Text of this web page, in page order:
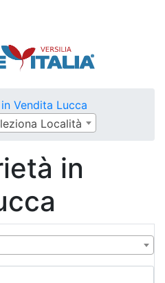
Vendita Lucca
Località
in